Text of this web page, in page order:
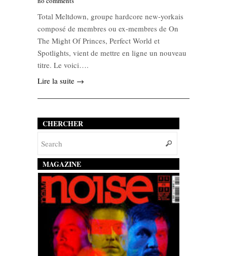
Total Meltdown, groupe hardcore new-yorkais
composé de membres ou ex-membres de On
The Might Of Princes, Perfect World et
Spotlights, vient de mettre en ligne un nouveau
titre. Le voici….
Lire la suite →
CHERCHER
MAGAZINE